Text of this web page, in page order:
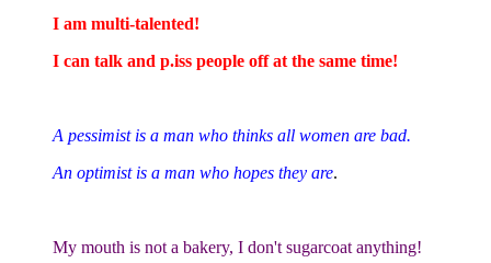
I am multi-talented!
I can talk and p.iss people off at the same time!
A pessimist is a man who thinks all women are bad.
An optimist is a man who hopes they are.
My mouth is not a bakery, I don't sugarcoat anything!